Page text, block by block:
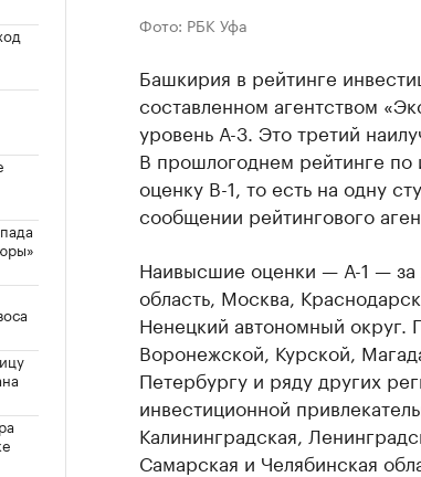
Фото: РБК Уфа
Башкирия в рейтинге
составленном агентством
уровень А-3. Это третий
В прошлогоднем рейтинге по
оценку B-1, то есть на одну
сообщении рейтингового
Наивысшие оценки — А-1 — за
область, Москва,
Ненецкий автономный округ.
Воронежской, Курской,
Петербургу и ряду других
инвестиционной
Калининградская,
Самарская и Челябинская